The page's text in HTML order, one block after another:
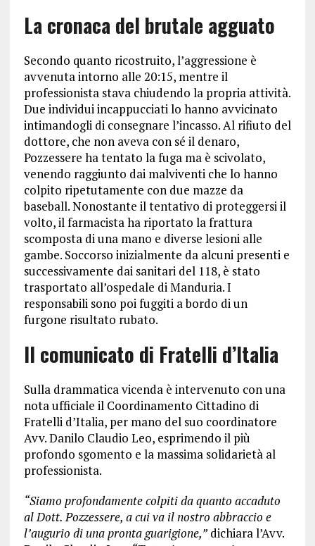
La cronaca del brutale agguato
Secondo quanto ricostruito, l’aggressione è
avvenuta intorno alle 20:15, mentre il
professionista stava chiudendo la propria attività.
Due individui incappucciati lo hanno avvicinato
intimandogli di consegnare l’incasso. Al rifiuto del
dottore, che non aveva con sé il denaro,
Pozzessere ha tentato la fuga ma è scivolato,
venendo raggiunto dai malviventi che lo hanno
colpito ripetutamente con due mazze da
baseball. Nonostante il tentativo di proteggersi il
volto, il farmacista ha riportato la frattura
scomposta di una mano e diverse lesioni alle
gambe. Soccorso inizialmente da alcuni presenti e
successivamente dai sanitari del 118, è stato
trasportato all’ospedale di Manduria. I
responsabili sono poi fuggiti a bordo di un
furgone risultato rubato.
Il comunicato di Fratelli d’Italia
Sulla drammatica vicenda è intervenuto con una
nota ufficiale il Coordinamento Cittadino di
Fratelli d’Italia, per mano del suo coordinatore
Avv. Danilo Claudio Leo, esprimendo il più
profondo sgomento e la massima solidarietà al
professionista.
“Siamo profondamente colpiti da quanto accaduto
al Dott. Pozzessere, a cui va il nostro abbraccio e
l’augurio di una pronta guarigione,”dichiara l’Avv.